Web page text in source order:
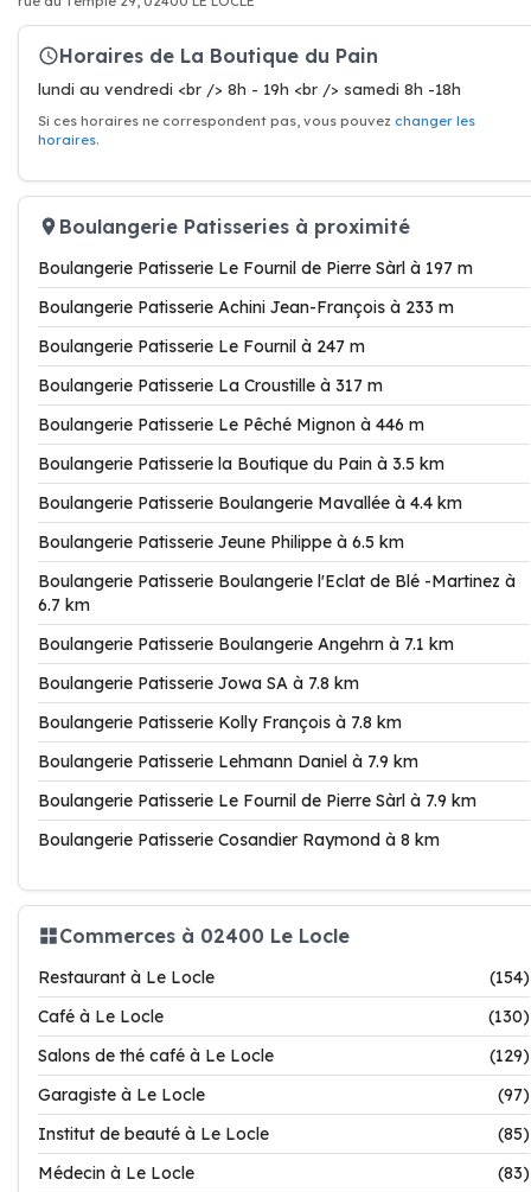
Horaires de La Boutique du Pain
lundi au vendredi <br /> 8h - 19h <br /> samedi 8h -18h
Si ces horaires ne correspondent pas, vous pouvez changer les
horaires.
Boulangerie Patisseries à proximité
Boulangerie Patisserie Le Fournil de Pierre Sàrl à 197 m
Boulangerie Patisserie Achini Jean-François à 233 m
Boulangerie Patisserie Le Fournil à 247 m
Boulangerie Patisserie La Croustille à 317 m
Boulangerie Patisserie Le Pêché Mignon à 446 m
Boulangerie Patisserie la Boutique du Pain à 3.5 km
Boulangerie Patisserie Boulangerie Mavallée à 4.4 km
Boulangerie Patisserie Jeune Philippe à 6.5 km
Boulangerie Patisserie Boulangerie l'Eclat de Blé -Martinez à
6.7 km
Boulangerie Patisserie Boulangerie Angehrn à 7.1 km
Boulangerie Patisserie Jowa SA à 7.8 km
Boulangerie Patisserie Kolly François à 7.8 km
Boulangerie Patisserie Lehmann Daniel à 7.9 km
Boulangerie Patisserie Le Fournil de Pierre Sàrl à 7.9 km
Boulangerie Patisserie Cosandier Raymond à 8 km
Commerces à 02400 Le Locle
Restaurant à Le Locle
(154)
Café à Le Locle
(130)
Salons de thé café à Le Locle
(129)
Garagiste à Le Locle
(97)
Institut de beauté à Le Locle
(85)
Médecin à Le Locle
(83)